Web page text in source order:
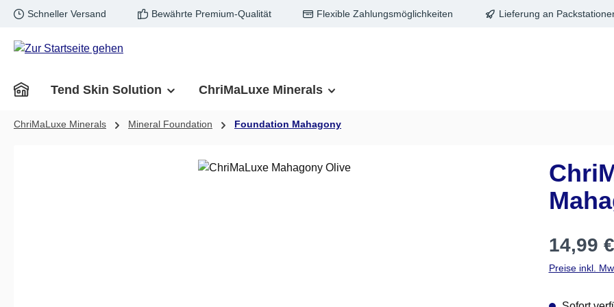
Hauptinhalt springen
Zur Suche springen
Zur Hauptnavigation springen
Schneller Versand Bewährte Premium-Qualität Flexible Zahlungsmöglichkeiten Lieferung an
Tend Skin Solution ChriMaLuxe Minerals
ChriMaLuxe Minerals Mineral Foundation Foundation Mahagony
Regulärer
14,99 €
Preise inkl.